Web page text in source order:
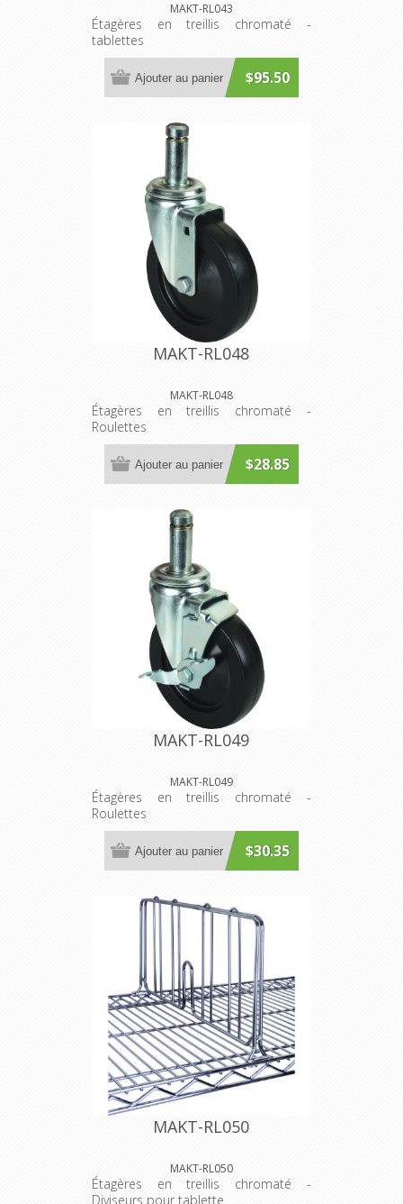
MAKT-RL043
Étagères en treillis chromaté -
tablettes
$95.50
Ajouter au panier
MAKT-RL048
MAKT-RL048
Étagères en treillis chromaté -
Roulettes
$28.85
Ajouter au panier
MAKT-RL049
MAKT-RL049
Étagères en treillis chromaté -
Roulettes
$30.35
Ajouter au panier
MAKT-RL050
MAKT-RL050
Étagères en treillis chromaté -
Diviseurs pour tablette